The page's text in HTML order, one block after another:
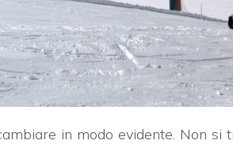
in modo evidente. Non